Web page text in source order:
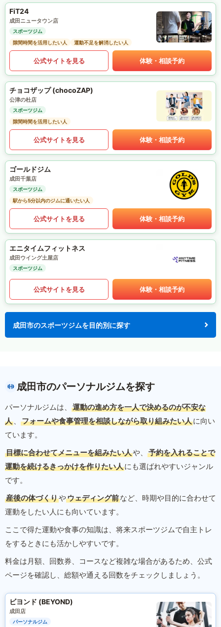
FiT24
成田ニュータウン店
スポーツジム
隙間時間を活用したい人
運動不足を解消したい人
公式サイトを見る 体験・相談予約
チョコザップ (chocoZAP)
公津の杜店
スポーツジム
隙間時間を活用したい人
公式サイトを見る 体験・相談予約
ゴールドジム
成田千葉店
スポーツジム
駅から5分以内のジムに通いたい人
公式サイトを見る 体験・相談予約
エニタイムフィットネス
成田ウイング土屋店
スポーツジム
公式サイトを見る 体験・相談予約
成田市のスポーツジムを目的別に探す
成田市のパーソナルジムを探す
パーソナルジムは、
運動の進め方を一人で決めるのが不安な
人 、 フォームや食事管理を相談しながら取り組みたい人に向い
ています。
目標に合わせてメニューを組みたい人や、
予約を入れることで
運動を続けるきっかけを作りたい人にも選ばれやすいジャンル
です。
産後の体づくりやウェディング前など、時期や目的に合わせて
運動をしたい人にも向いています。
ここで得た運動や食事の知識は、将来スポーツジムで自主トレ
をするときにも活かしやすいです。
料金は月額、回数券、コースなど複雑な場合があるため、公式
ページを確認し、総額や通える回数をチェックしましょう。
ビヨンド (BEYOND)
成田店
パーソナルジム